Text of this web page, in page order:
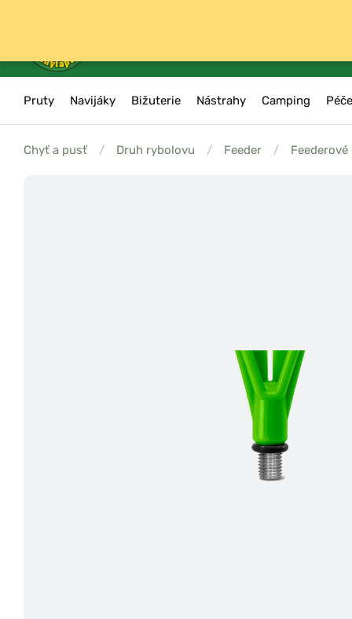
Pruty Navijáky Bižuterie Nástrahy Camping
Chyť a pusť / Druh rybolovu / Feeder /